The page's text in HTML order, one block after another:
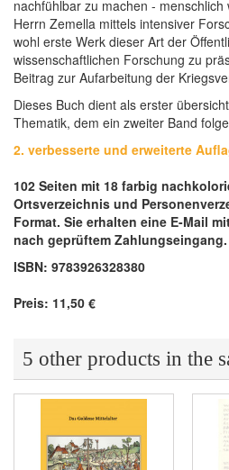
nachfühlbar zu machen -
Herrn Zemella mittels intensiver
wohl erste Werk dieser Art der
wissenschaftlichen Forschung zu
Beitrag zur Aufarbeitung der
Dieses Buch dient als erster
Thematik, dem ein zweiter Band
2. verbesserte und erweiterte
102 Seiten mit 18 farbig
Ortsverzeichnis und
Format. Sie erhalten eine E-Mail
nach geprüftem Zahlungseingang.
ISBN: 9783926328380
Preis: 11,50 €
5 other products in the